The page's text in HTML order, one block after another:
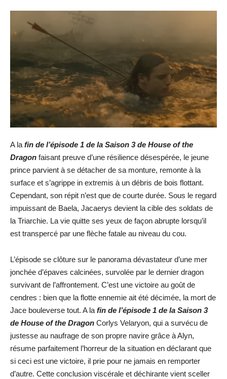
A la fin de l’épisode 1 de la Saison 3 de House of the
Dragon faisant preuve d’une résilience désespérée, le jeune
prince parvient à se détacher de sa monture, remonte à la
surface et s’agrippe in extremis à un débris de bois flottant.
Cependant, son répit n’est que de courte durée. Sous le regard
impuissant de Baela, Jacaerys devient la cible des soldats de
la Triarchie. La vie quitte ses yeux de façon abrupte lorsqu’il
est transpercé par une flèche fatale au niveau du cou.
L’épisode se clôture sur le panorama dévastateur d’une mer
jonchée d’épaves calcinées, survolée par le dernier dragon
survivant de l’affrontement. C’est une victoire au goût de
cendres : bien que la flotte ennemie ait été décimée, la mort de
Jace bouleverse tout. A la fin de l’épisode 1 de la Saison 3
de House of the Dragon Corlys Velaryon, qui a survécu de
justesse au naufrage de son propre navire grâce à Alyn,
résume parfaitement l’horreur de la situation en déclarant que
si ceci est une victoire, il prie pour ne jamais en remporter
d’autre. Cette conclusion viscérale et déchirante vient sceller